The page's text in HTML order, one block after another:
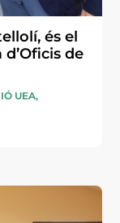
és el
de
UEA,